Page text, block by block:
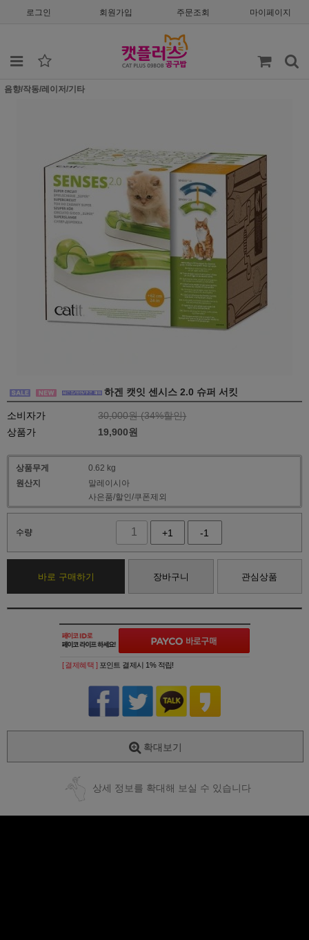
로그인 회원가입 주문조회 마이페이지
음향/작동/레이저/기타
하겐 캣잇 센시스 2.0 슈퍼 서킷
소비자가 30,000원 (34%할인)
상품가
19,900원
상품무게
0.62 kg
원산지
말레이시아
사은품/할인/쿠폰제외
수량 +1 -1
바로 구매하기 장바구니 관심상품
[ 결제혜택 ] 포인트 결제시 1% 적립!
확대보기
상세 정보를 확대해 보실 수 있습니다